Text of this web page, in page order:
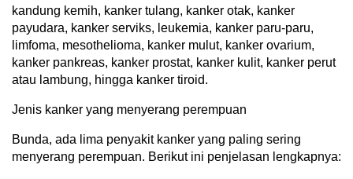
kandung kemih, kanker tulang, kanker otak, kanker
payudara, kanker serviks, leukemia, kanker paru-paru,
limfoma, mesothelioma, kanker mulut, kanker ovarium,
kanker pankreas, kanker prostat, kanker kulit, kanker perut
atau lambung, hingga kanker tiroid.
Jenis kanker yang menyerang perempuan
Bunda, ada lima penyakit kanker yang paling sering
menyerang perempuan. Berikut ini penjelasan lengkapnya: